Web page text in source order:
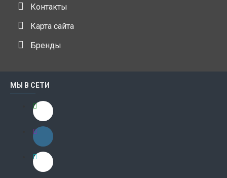
Контакты
Карта сайта
Бренды
МЫ В СЕТИ